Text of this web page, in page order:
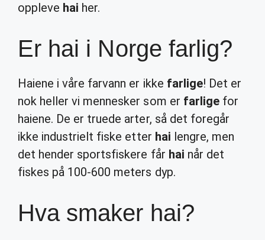
oppleve hai her.
Er hai i Norge farlig?
Haiene i våre farvann er ikke farlige! Det er
nok heller vi mennesker som er farligefor
haiene. De er truede arter, så det foregår
ikke industrielt fiske etter hai lengre, men
det hender sportsfiskere får hai når det
fiskes på 100-600 meters dyp.
Hva smaker hai?